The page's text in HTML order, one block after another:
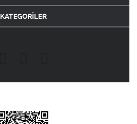
KATEGORİLER